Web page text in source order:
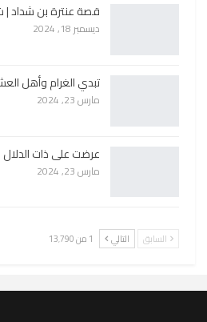
قصة عنترة بن شداد |
ديسمبر 18, 2024
تبدي الغرام وأهل
مارس 23, 2024
عرضت على ذات الدلال
مارس 23, 2024
السابق التالي 1 من 13٬790